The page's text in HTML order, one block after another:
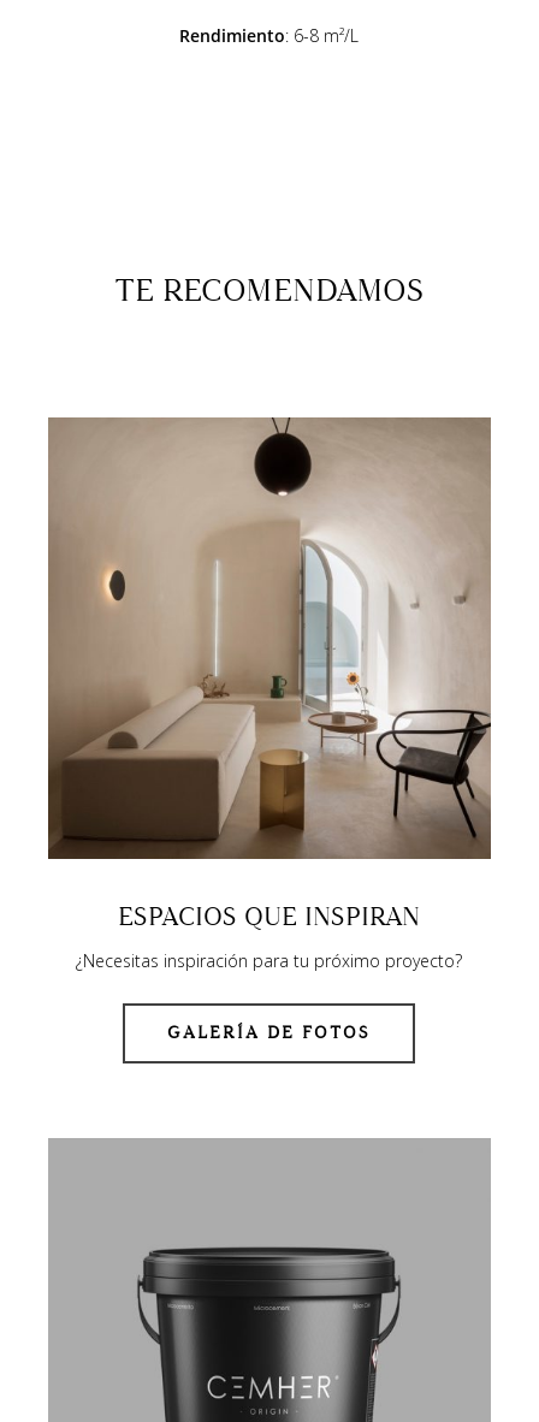
Rendimiento: 6-8 m²/L
TE RECOMENDAMOS
ESPACIOS QUE INSPIRAN
¿Necesitas inspiración para tu próximo proyecto?
GALERÍA DE FOTOS